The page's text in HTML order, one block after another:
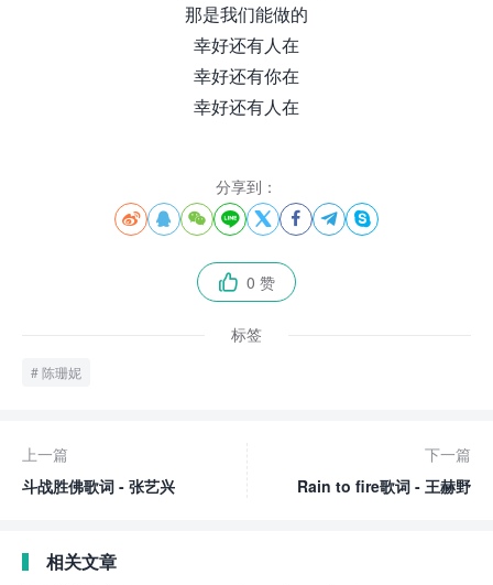
那是我们能做的
幸好还有人在
幸好还有你在
幸好还有人在
分享到：
       
 0 赞
标签
陈珊妮
上一篇
斗战胜佛歌词 - 张艺兴
下一篇
Rain to fire歌词 - 王赫野
相关文章